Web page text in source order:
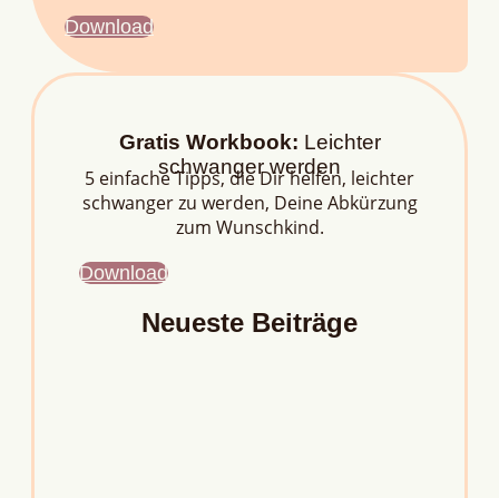
Download
Gratis Workbook: Leichter
schwanger werden
5 einfache Tipps, die Dir helfen, leichter
schwanger zu werden, Deine Abkürzung
zum Wunschkind.
Download
Neueste Beiträge